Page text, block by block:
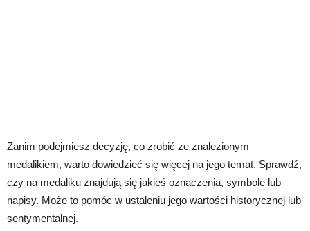
Zanim podejmiesz decyzję, co zrobić ze znalezionym
medalikiem, warto dowiedzieć się więcej na jego temat. Sprawdź,
czy na medaliku znajdują się jakieś oznaczenia, symbole lub
napisy. Może to pomóc w ustaleniu jego wartości historycznej lub
sentymentalnej.